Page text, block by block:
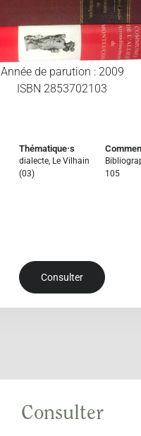
Année de parution : 2009
ISBN 2853702103
Thématique·s
dialecte, Le Vilhain
(03)
105
Consulter
Consulter